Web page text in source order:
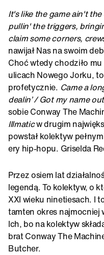
It's like the game ain't
pullin' the triggers,
claim some corners,
nawijał Nas na swoim
Choć wtedy chodziło
ulicach Nowego Jorku,
profetycznie. Came a
dealin’ / Got my name
sobie Conway The
Illmaticw drugim
powstał kolektyw
ery hip-hopu. Griselda
Przez osiem lat
legendą. To kolektyw, o
XXI wieku ninetiesach. I
tamten okres najmocniej
Ich, bo na kolektyw
brat Conway The
Butcher.